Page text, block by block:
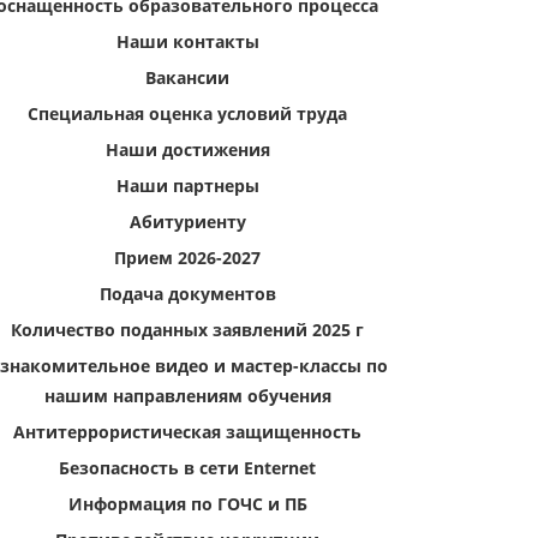
образовательного процесса
Наши контакты
Вакансии
Специальная оценка условий труда
Наши достижения
Наши партнеры
Абитуриенту
Прием 2026-2027
Подача документов
Количество поданных заявлений 2025 г
видео и мастер-классы по
нашим направлениям обучения
Антитеррористическая защищенность
Безопасность в сети Enternet
Информация по ГОЧС и ПБ